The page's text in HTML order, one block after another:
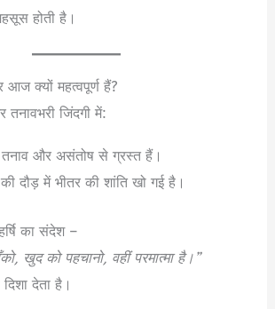
होती है।
आज क्यों महत्वपूर्ण हैं?
जिंदगी में:
तनाव और असंतोष से ग्रस्त हैं।
दौड़ में भीतर की शांति खो गई है।
का संदेश –
खुद को पहचानो, वहीं परमात्मा है।”
देता है।